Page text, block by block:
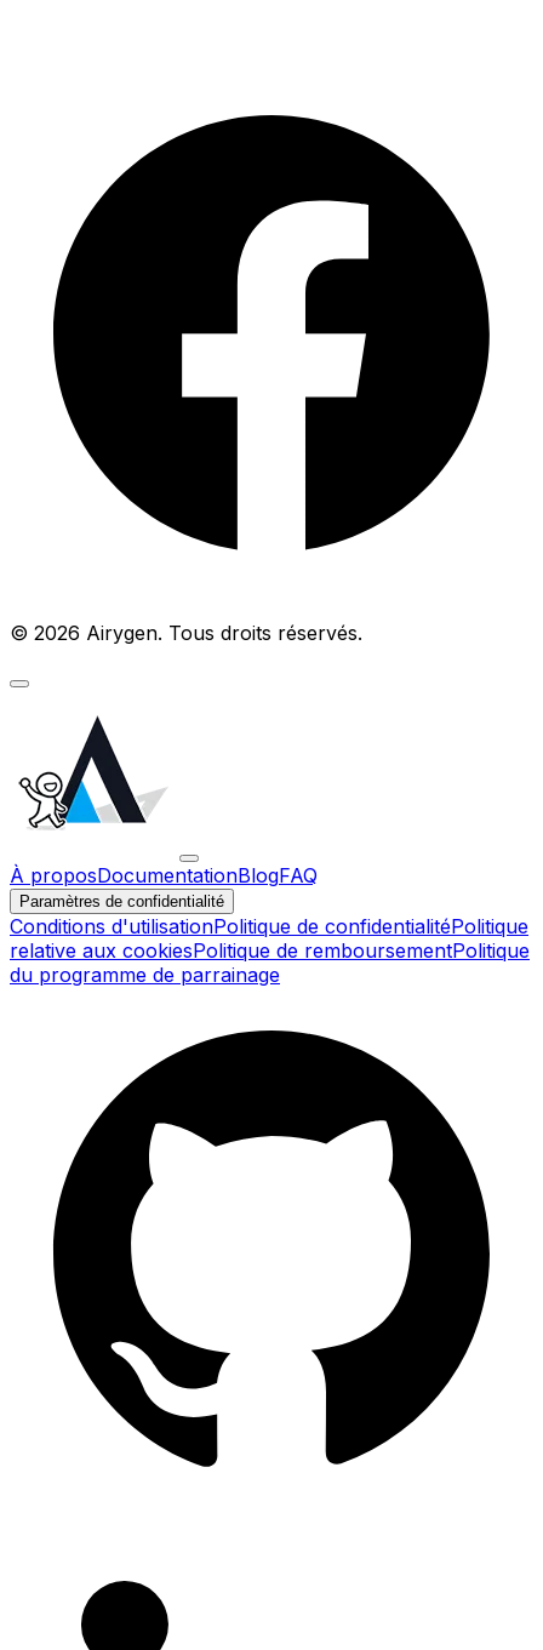
© 2026 Airygen. Tous droits réservés.
À proposDocumentationBlogFAQ
Paramètres de confidentialité
Conditions d'utilisationPolitique de confidentialitéPolitique
relative aux cookiesPolitique de remboursementPolitique
du programme de parrainage